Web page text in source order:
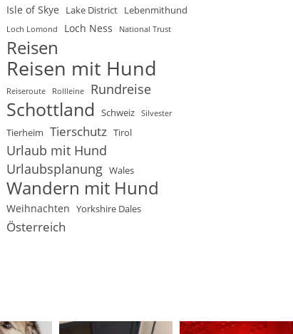
Isle of Skye Lake District Lebenmithund
Loch Lomond Loch Ness National Trust
Reisen
Reisen mit Hund
Reiseroute Rollleine Rundreise
Schottland Schweiz Silvester
Tierheim Tierschutz Tirol
Urlaub mit Hund
Urlaubsplanung Wales
Wandern mit Hund
Weihnachten Yorkshire Dales
Österreich